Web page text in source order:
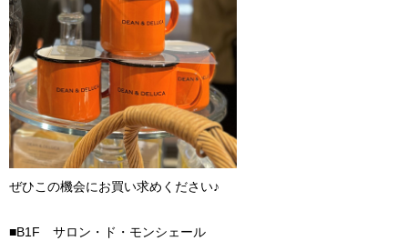
ぜひこの機会にお買い求めください♪
■B1F サロン・ド・モンシェール